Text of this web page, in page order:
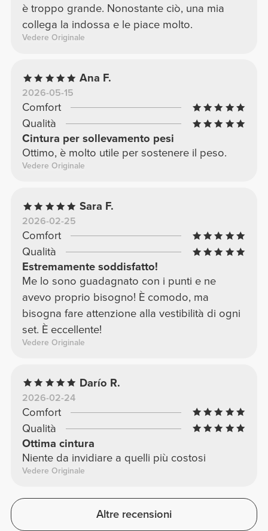
è troppo grande. Nonostante ciò, una mia
collega la indossa e le piace molto.
Vedere Originale
Ana F.
2026-05-15
Comfort
Qualità
Cintura per sollevamento pesi
Ottimo, è molto utile per sostenere il peso.
Vedere Originale
Sara F.
2026-02-25
Comfort
Qualità
Estremamente soddisfatto!
Me lo sono guadagnato con i punti e ne
avevo proprio bisogno! È comodo, ma
bisogna fare attenzione alla vestibilità di ogni
set. È eccellente!
Vedere Originale
Darío R.
2026-02-24
Comfort
Qualità
Ottima cintura
Niente da invidiare a quelli più costosi
Vedere Originale
Altre recensioni